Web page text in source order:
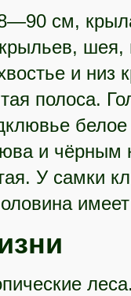
см,
шея,
и низ
полоса.
и чёрным
У самки